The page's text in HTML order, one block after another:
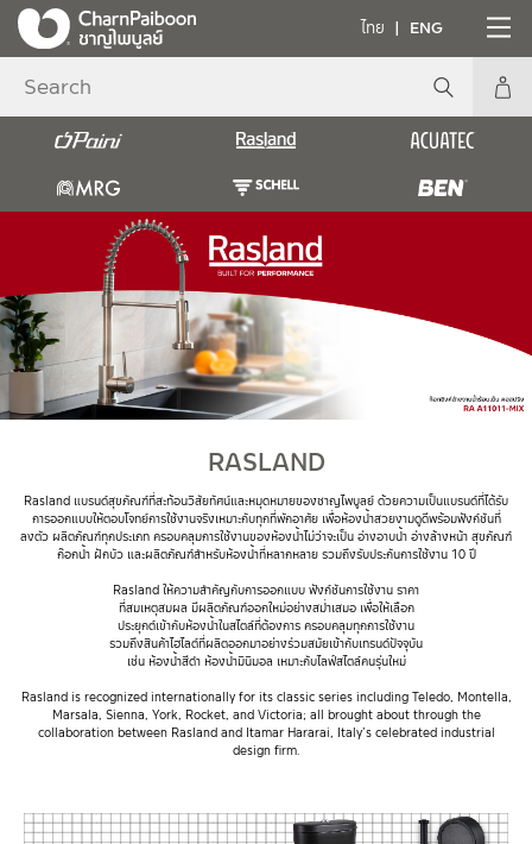
ไทย ENG
RASLAND
Rasland แบรนด์สุขภัณฑ์ที่สะท้อนวิสัยทัศน์และหมุดหมายของชาญไพบูลย์ ด้วยความเป็นแบรนด์ที่ได้รับ
การออกแบบให้ตอบโจทย์การใช้งานจริงเหมาะกับทุกที่พักอาศัย เพื่อห้องน้ำสวยงามดูดีพร้อมฟังก์ชันที่
ลงตัว ผลิตภัณฑ์ทุกประเภท ครอบคลุมการใช้งานของห้องน้ำไม่ว่าจะเป็น อ่างอาบน้ำ อ่างล้างหน้า สุขภัณฑ์
ก๊อกน้ำ ฝักบัว และผลิตภัณฑ์สำหรับห้องน้ำที่หลากหลาย รวมถึงรับประกันการใช้งาน 10 ปี
Rasland ให้ความสำคัญกับการออกแบบ ฟังก์ชันการใช้งาน ราคา
ที่สมเหตุสมผล มีผลิตภัณฑ์ออกใหม่อย่างสม่ำเสมอ เพื่อให้เลือก
ประยุกต์เข้ากับห้องน้ำในสไตล์ที่ต้องการ ครอบคลุมทุกการใช้งาน
รวมถึงสินค้าไฮไลต์ที่ผลิตออกมาอย่างร่วมสมัยเข้ากับเทรนด์ปัจจุบัน
เช่น ห้องน้ำสีดำ ห้องน้ำมินิมอล เหมาะกับไลฟ์สไตล์คนรุ่นใหม่
Rasland is recognized internationally for its classic series including Teledo, Montella,
Marsala, Sienna, York, Rocket, and Victoria; all brought about through the
collaboration between Rasland and Itamar Hararai, Italy’s celebrated industrial
design firm.